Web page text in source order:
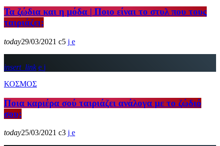
Τα ζώδια και η μόδα | Ποιο είναι το στυλ που τους
ταιριάζει;
today29/03/2021 5
insert_link
ΚΟΣΜΟΣ
Ποια καριέρα σού ταιριάζει ανάλογα με το ζώδιό
σου;
today25/03/2021 3